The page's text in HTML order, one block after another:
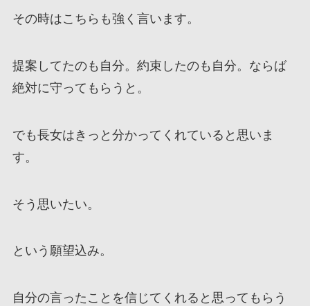
その時はこちらも強く言います。
提案してたのも自分。約束したのも自分。ならば
絶対に守ってもらうと。
でも長女はきっと分かってくれていると思いま
す。
そう思いたい。
という願望込み。
自分の言ったことを信じてくれると思ってもらう